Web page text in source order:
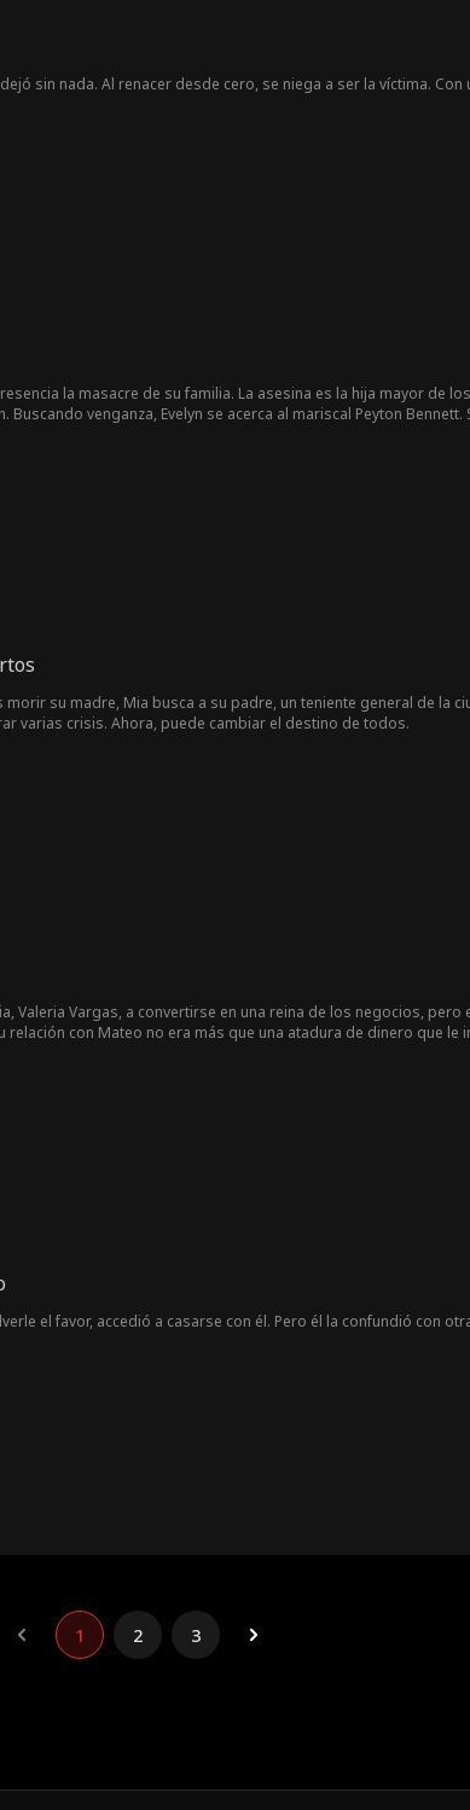
sin nada. Al renacer desde cero, se niega a ser la víctima.
la masacre de su familia. La asesina es la hija mayor de
venganza, Evelyn se acerca al mariscal Peyton
su madre, Mia busca a su padre, un teniente general de la
varias crisis. Ahora, puede cambiar el destino de todos.
Valeria Vargas, a convertirse en una reina de los negocios,
con Mateo no era más que una atadura de dinero que le
el favor, accedió a casarse con él. Pero él la confundió con
1 2 3